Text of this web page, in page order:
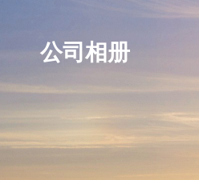
公司相册